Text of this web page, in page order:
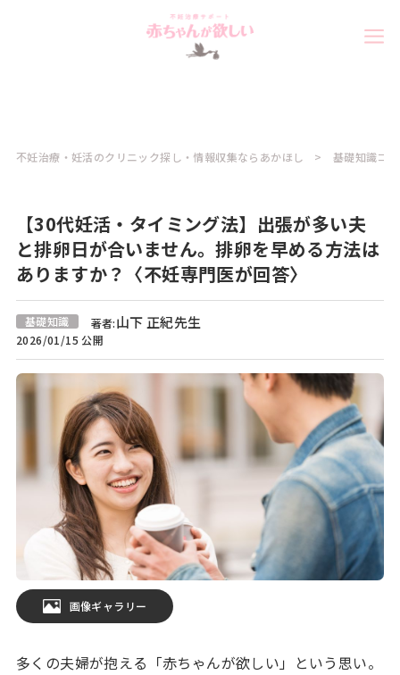
不妊治療・妊活のクリニック探し・情報収集ならあかほし 基礎知識コ
【30代妊活・タイミング法】出張が多い夫
と排卵日が合いません。排卵を早める方法は
ありますか？〈不妊専門医が回答〉
基礎知識 著者:山下 正紀先生
2026/01/15 公開
画像ギャラリー
多くの夫婦が抱える「赤ちゃんが欲しい」という思い。